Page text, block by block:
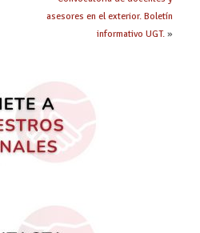
asesores en el exterior. Boletín
informativo UGT.»